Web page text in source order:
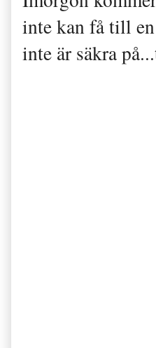
inte kan få till
inte är säkra